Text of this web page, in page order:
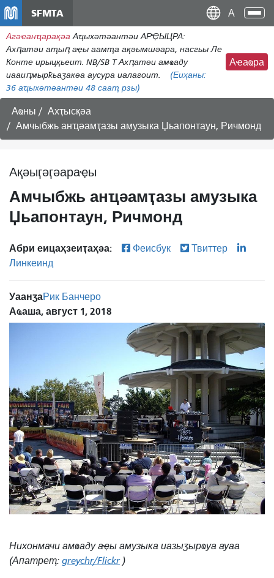
ン
コ
ン
テ
ン
に
移
SFMTA
Агәҽанҵарақәа Аҵыхәтәантәи АРҾЫЦРА:
Ахԥатәи аҭыԥ аҿы аамҭа ақәымшәара, насгьы Ле
Конте ирыцқьеит. NB/SB T Ахԥатәи амҩаду
иааиԥмырҟьаӡакәа аусура иалагоит.
(Еиҳаны:
36 аҵыхәтәантәи 48 сааҭ рзы)
Аҽаҩра
Аҩны
Ахҭысқәа
Амчыбжь анҵәамҭазы амузыка Џьапонтаун, Ричмонд
Ақәыӷәӷәараҿы
Амчыбжь анҵәамҭазы амузыка
Џьапонтаун, Ричмонд
Абри еицаҳзеиҭаҳәа: Феисбук
Твиттер
Линкеинд
УаанӡаРик Банчеро
Аҩаша, август 1, 2018
Нихонмачи амҩаду аҿы амузыка иазыӡырҩуа ауаа
(Апатреҭ: greychr/Flickr)